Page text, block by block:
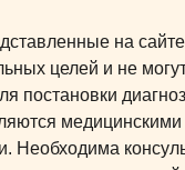
на
целей и не
постановки
медицинскими
Необходима